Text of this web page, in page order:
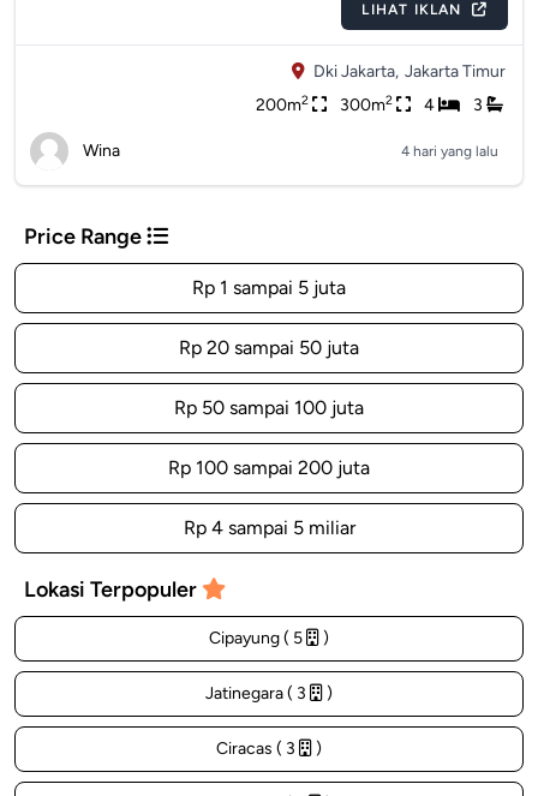
LIHAT IKLAN
Dki Jakarta, Jakarta Timur
200m2 300m2 4 3
Wina 4 hari yang lalu
Price Range
Rp 1 sampai 5 juta
Rp 20 sampai 50 juta
Rp 50 sampai 100 juta
Rp 100 sampai 200 juta
Rp 4 sampai 5 miliar
Lokasi Terpopuler
Cipayung ( 5 )
Jatinegara ( 3 )
Ciracas ( 3 )